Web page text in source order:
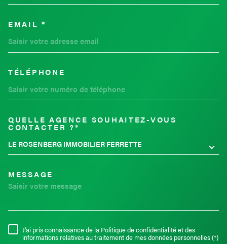
EMAIL *
TÉLÉPHONE
QUELLE AGENCE SOUHAITEZ-VOUS
CONTACTER ?*
LE ROSENBERG IMMOBILIER FERRETTE
MESSAGE
RÈGLEMENTATION
J'ai pris connaissance de la Politique de confidentialité et des
informations relatives au traitement de mes données personnelles (*)